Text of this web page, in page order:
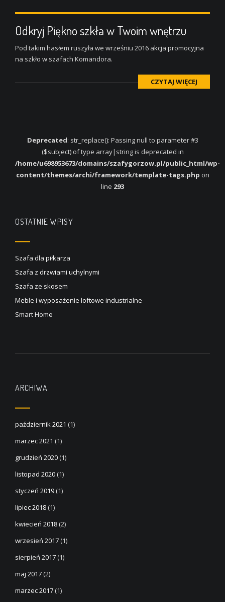
Odkryj Piękno szkła w Twoim wnętrzu
Pod takim hasłem ruszyła we wrześniu 2016 akcja promocyjna
na szkło w szafach Komandora.
CZYTAJ WIĘCEJ
Deprecated: str_replace(): Passing null to parameter #3
($subject) of type array|string is deprecated in
/home/u698953673/domains/szafygorzow.pl/public_html/wp-
content/themes/archi/framework/template-tags.php on
line 293
OSTATNIE WPISY
Szafa dla piłkarza
Szafa z drzwiami uchylnymi
Szafa ze skosem
Meble i wyposażenie loftowe industrialne
Smart Home
ARCHIWA
październik 2021 (1)
marzec 2021 (1)
grudzień 2020 (1)
listopad 2020 (1)
styczeń 2019 (1)
lipiec 2018 (1)
kwiecień 2018 (2)
wrzesień 2017 (1)
sierpień 2017 (1)
maj 2017 (2)
marzec 2017 (1)